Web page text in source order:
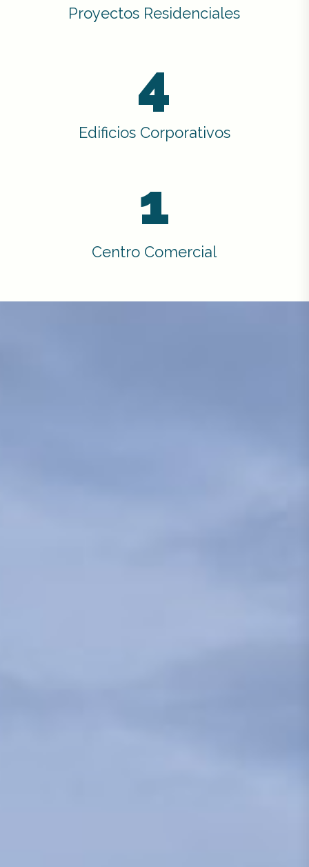
Proyectos Residenciales
4
Edificios Corporativos
1
Centro Comercial